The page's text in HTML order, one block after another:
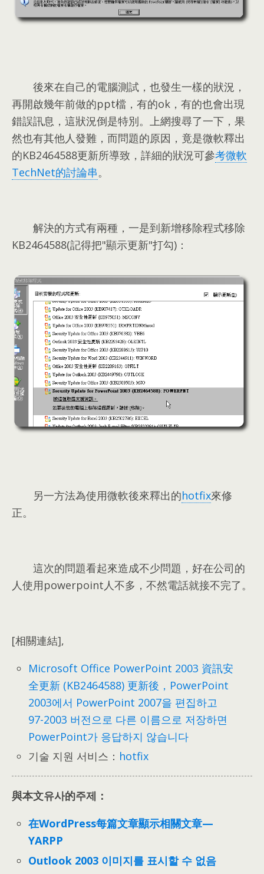
後來在自己的電腦測試 ， 也發生一樣的狀況 ，
再開啟幾年前做的ppt檔 ， 有的ok ， 有的也會出現
錯誤訊息 ， 這狀況倒是特別。 上網搜尋了一下 ， 果
然也有其他人發難 ， 而問題的原因 ， 竟是微軟釋出
的KB2464588更新所導致 ， 詳細的狀況可參考微軟
TechNet的討論串。
解決的方式有兩種 ， 一是到新增移除程式移除
KB2464588(記得把"顯示更新"打勾)：
另一方法為使用微軟後來釋出的hotfix來修
正。
這次的問題看起來造成不少問題 ， 好在公司的
人使用powerpoint人不多 ， 不然電話就接不完了。
[相關連結],
Microsoft Office PowerPoint 2003 資訊安
全更新 (KB2464588) 更新後 ，PowerPoint
2003에서 PowerPoint 2007을 편집하고
97-2003 버전으로 다른 이름으로 저장하면
PowerPoint가 응답하지 않습니다
기술 지원 서비스： hotfix
與本文유사的주제：
在WordPress每篇文章顯示相關文章—
YARPP
Outlook 2003 이미지를 표시할 수 없음